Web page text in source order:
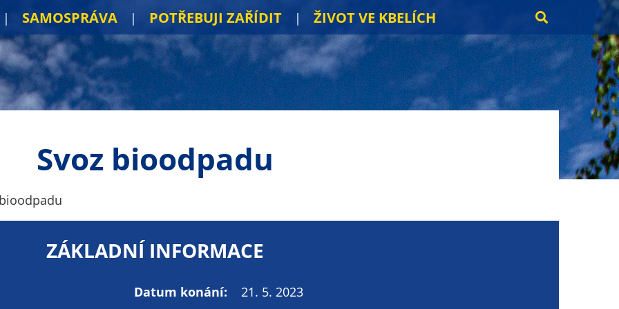
SAMOSPRÁVA POTŘEBUJI ZAŘÍDIT ŽIVOT VE KBELÍCH
Svoz bioodpadu
ZÁKLADNÍ INFORMACE
Datum konání:
21. 5. 2023